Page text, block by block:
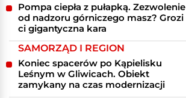
Pompa ciepła z pułapką. Zezwolenie
od nadzoru górniczego masz? Grozi
ci gigantyczna kara
SAMORZĄD I REGION
Koniec spacerów po Kąpielisku
Leśnym w Gliwicach. Obiekt
zamykany na czas modernizacji